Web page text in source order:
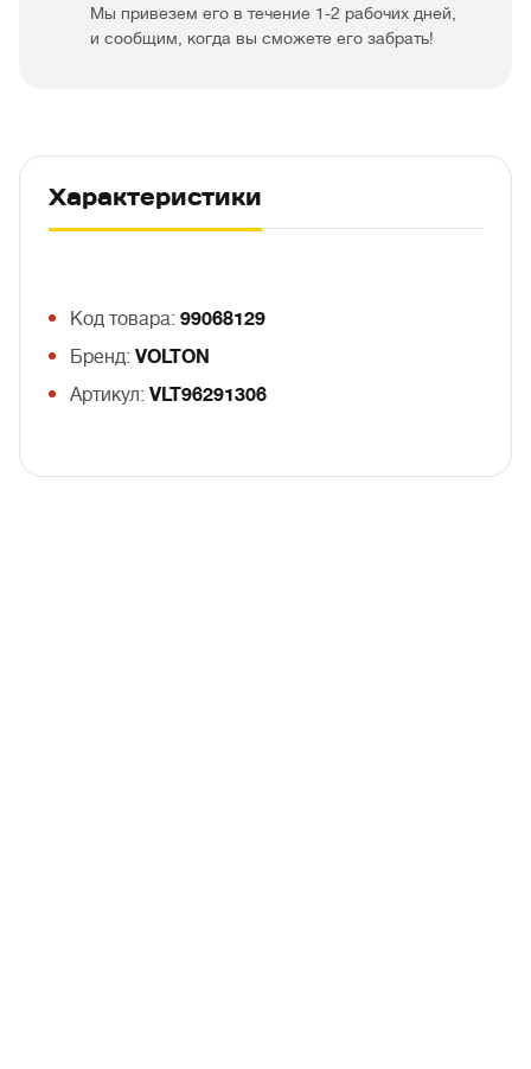
Мы привезем его в течение 1-2 рабочих дней,
и сообщим, когда вы сможете его забрать!
Характеристики
Код товара: 99068129
Бренд: VOLTON
Артикул: VLT96291306